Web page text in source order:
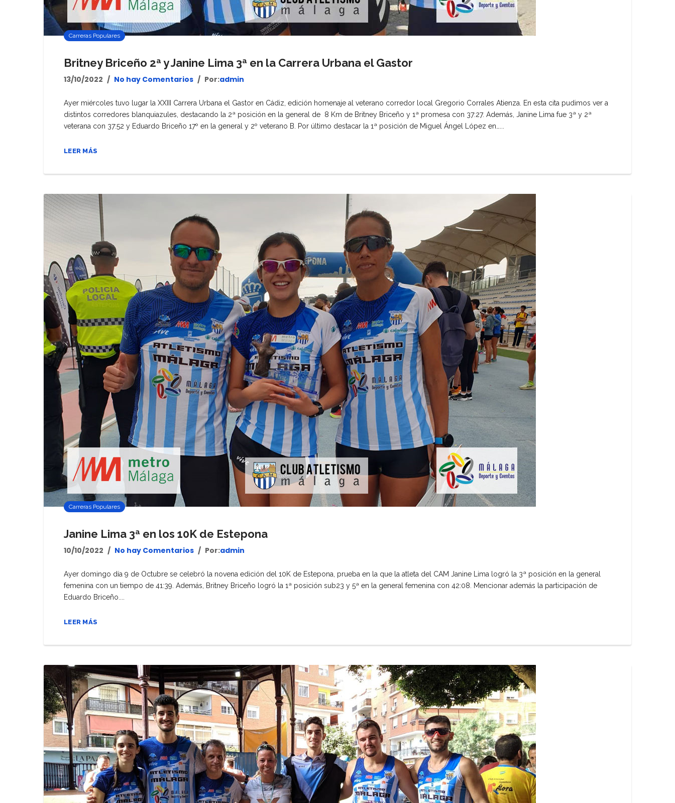
Carreras Populares
Britney Briceño 2ª y Janine Lima 3ª en la Carrera Urbana el Gastor
13/10/2022 No hay Comentarios Por:admin
Ayer miércoles tuvo lugar la XXIII Carrera Urbana el Gastor en Cádiz, edición homenaje al veterano corredor local Gregorio Corrales Atienza. En esta cita pudimos ver a
distintos corredores blanquiazules, destacando la 2ª posición en la general de 8 Km de Britney Briceño y 1ª promesa con 37:27. Además, Janine Lima fue 3ª y 2ª
veterana con 37:52 y Eduardo Briceño 17º en la general y 2º veterano B. Por último destacar la 1ª posición de Miguel Ángel López en…...
LEER MÁS
Carreras Populares
Janine Lima 3ª en los 10K de Estepona
10/10/2022 No hay Comentarios Por:admin
Ayer domingo día 9 de Octubre se celebró la novena edición del 10K de Estepona, prueba en la que la atleta del CAM Janine Lima logró la 3ª posición en la general
femenina con un tiempo de 41:39. Además, Britney Briceño logró la 1ª posición sub23 y 5ª en la general femenina con 42:08. Mencionar además la participación de
Eduardo Briceño....
LEER MÁS